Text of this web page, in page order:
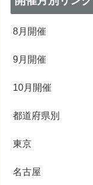
8月開催
9月開催
10月開催
都道府県別
東京
名古屋